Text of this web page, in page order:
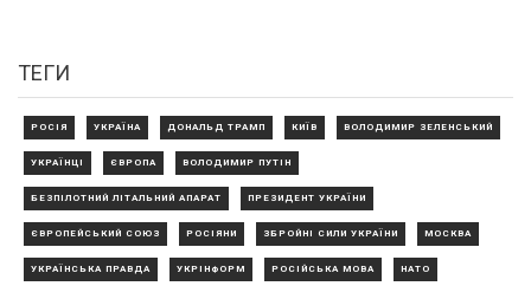
ТЕГИ
РОСІЯ УКРАЇНА ДОНАЛЬД ТРАМП КИЇВ ВОЛОДИМИР ЗЕЛЕНСЬКИЙ
УКРАЇНЦІ ЄВРОПА ВОЛОДИМИР ПУТІН
БЕЗПІЛОТНИЙ ЛІТАЛЬНИЙ АПАРАТ ПРЕЗИДЕНТ УКРАЇНИ
ЄВРОПЕЙСЬКИЙ СОЮЗ РОСІЯНИ ЗБРОЙНІ СИЛИ УКРАЇНИ МОСКВА
УКРАЇНСЬКА ПРАВДА УКРІНФОРМ РОСІЙСЬКА МОВА НАТО